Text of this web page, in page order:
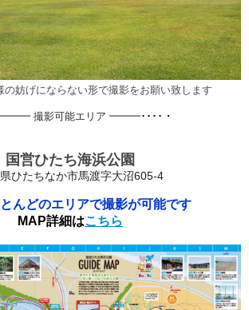
妨げにならない形で撮影をお願い致します
･━━━ 撮影可能エリア ━━━････・
国営ひたち海浜公園
ひたちなか市馬渡字大沼605-4
んどのエリアで撮影が可能です
MAP詳細はこちら